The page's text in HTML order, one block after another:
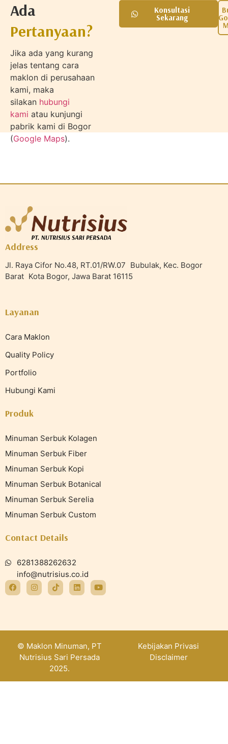
Ada
Pertanyaan?
Jika ada yang kurang
jelas tentang cara
maklon di perusahaan
kami, maka
silakan hubungi
kami atau kunjungi
pabrik kami di Bogor
(Google Maps).
Konsultasi
Sekarang
Address
Jl. Raya Cifor No.48, RT.01/RW.07 Bubulak, Kec. Bogor
Barat Kota Bogor, Jawa Barat 16115
Layanan
Cara Maklon
Quality Policy
Portfolio
Hubungi Kami
Produk
Minuman Serbuk Kolagen
Minuman Serbuk Fiber
Minuman Serbuk Kopi
Minuman Serbuk Botanical
Minuman Serbuk Serelia
Minuman Serbuk Custom
Contact Details
6281388262632
info@nutrisius.co.id
© Maklon Minuman, PT
Nutrisius Sari Persada
2025.
Kebijakan Privasi
Disclaimer